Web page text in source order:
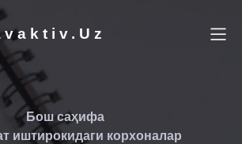
Бош саҳифа
иштирокидаги корхоналар